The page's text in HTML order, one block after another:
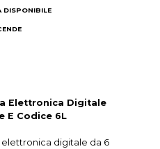
DISPONIBILE
Elettronica Digitale
E Codice 6L
elettronica digitale da 6